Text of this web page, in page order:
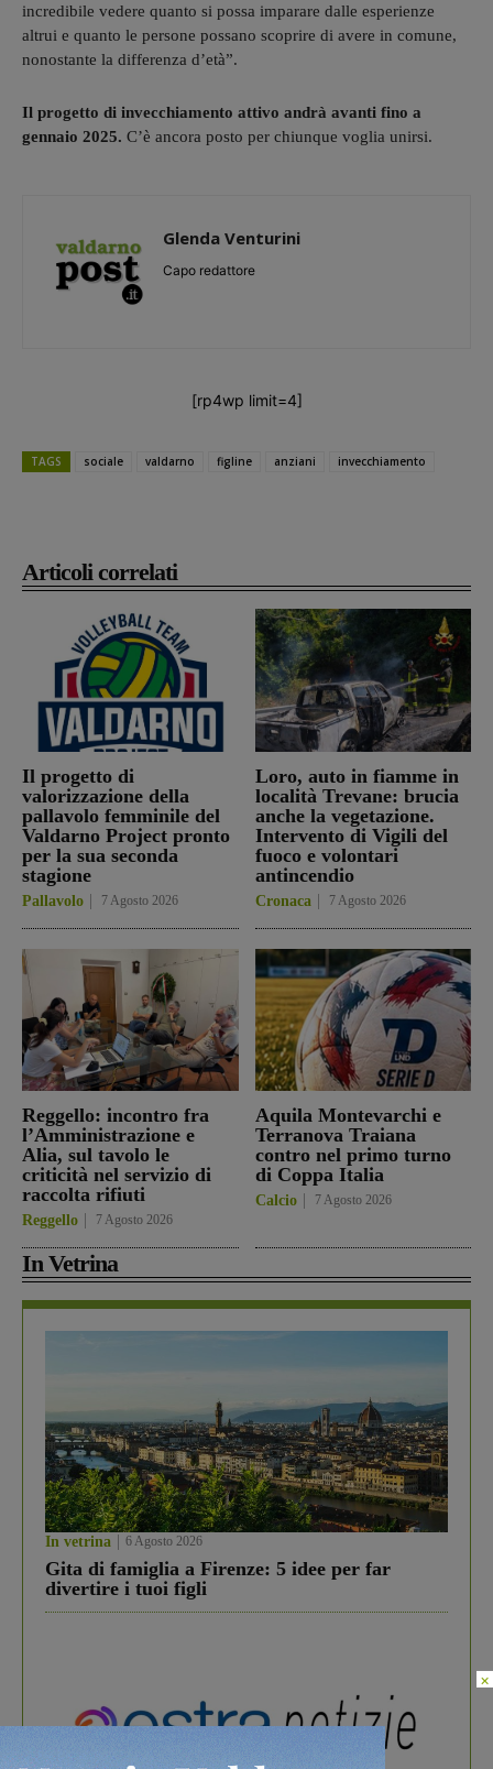
Articoli correlati
Il progetto di
valorizzazione della
pallavolo femminile del
Valdarno Project pronto
per la sua seconda
stagione
Pallavolo 7 Agosto 2026
Loro, auto in fiamme in
località Trevane: brucia
anche la vegetazione.
Intervento di Vigili del
fuoco e volontari
antincendio
Cronaca 7 Agosto 2026
Reggello: incontro fra
l’Amministrazione e
Alia, sul tavolo le
criticità nel servizio di
raccolta rifiuti
Reggello 7 Agosto 2026
Aquila Montevarchi e
Terranova Traiana
contro nel primo turno
di Coppa Italia
Calcio 7 Agosto 2026
In Vetrina
In vetrina 6 Agosto 2026
Gita di famiglia a Firenze: 5 idee per far
divertire i tuoi figli
incredibile vedere quanto si possa imparare dalle esperienze
altrui e quanto le persone possano scoprire di avere in comune,
nonostante la differenza d’età”.
Il progetto di invecchiamento attivo andrà avanti fino a
gennaio 2025. C’è ancora posto per chiunque voglia unirsi.
Glenda Venturini
Capo redattore
[rp4wp limit=4]
TAGS sociale valdarno figline anziani invecchiamento
×